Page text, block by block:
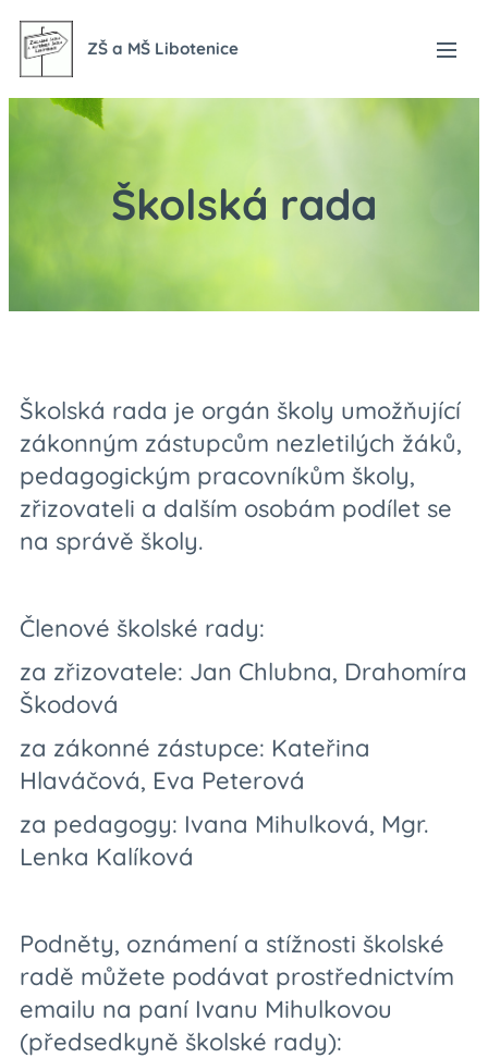
ZŠ a MŠ Libotenice
Školská rada
Školská rada je orgán školy umožňující
zákonným zástupcům nezletilých žáků,
pedagogickým pracovníkům školy,
zřizovateli a dalším osobám podílet se
na správě školy.
Členové školské rady:
za zřizovatele: Jan Chlubna, Drahomíra
Škodová
za zákonné zástupce: Kateřina
Hlaváčová, Eva Peterová
za pedagogy: Ivana Mihulková, Mgr.
Lenka Kalíková
Podněty, oznámení a stížnosti školské
radě můžete podávat prostřednictvím
emailu na paní Ivanu Mihulkovou
(předsedkyně školské rady):